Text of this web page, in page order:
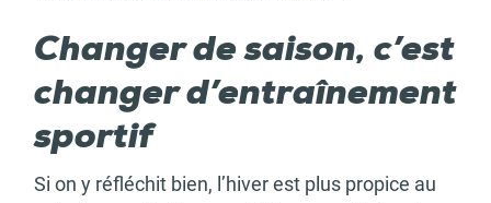
Changer de saison, c’est
changer d’entraînement
sportif
Si on y réfléchit bien, l’hiver est plus propice au